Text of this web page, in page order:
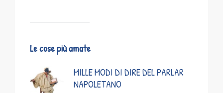
Le cose più amate
MILLE MODI DI DIRE DEL PARLAR
NAPOLETANO